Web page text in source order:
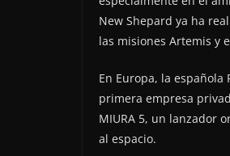
New Shepard ya ha
las misiones Artemis y
En Europa, la española
primera empresa
MIURA 5, un lanzador
al espacio.